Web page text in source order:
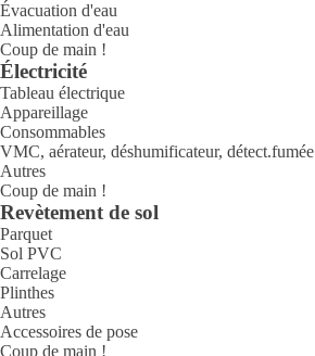
Évacuation d'eau
Alimentation d'eau
Coup de main !
Électricité
Tableau électrique
Appareillage
Consommables
VMC, aérateur, déshumificateur, détect.fumée
Autres
Coup de main !
Revètement de sol
Parquet
Sol PVC
Carrelage
Plinthes
Autres
Accessoires de pose
Coup de main !